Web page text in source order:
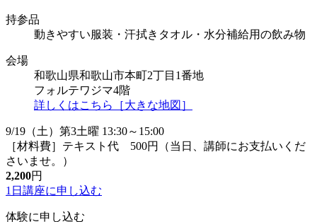
持参品
動きやすい服装・汗拭きタオル・水分補給用の飲み物
会場
和歌山県和歌山市本町2丁目1番地
フォルテワジマ4階
詳しくはこちら［大きな地図］
9/19（土）第3土曜 13:30～15:00
［材料費］テキスト代 500円（当日、講師にお支払いくだ
さいませ。）
2,200円
1日講座に申し込む
体験に申し込む